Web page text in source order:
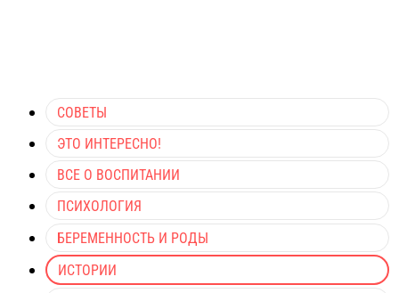
СОВЕТЫ
ЭТО ИНТЕРЕСНО!
ВСЕ О ВОСПИТАНИИ
ПСИХОЛОГИЯ
БЕРЕМЕННОСТЬ И РОДЫ
ИСТОРИИ